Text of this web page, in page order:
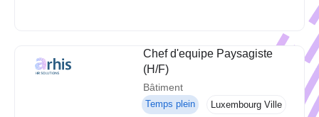
Chef d'equipe Paysagiste
(H/F)
Bâtiment
Temps plein Luxembourg Ville